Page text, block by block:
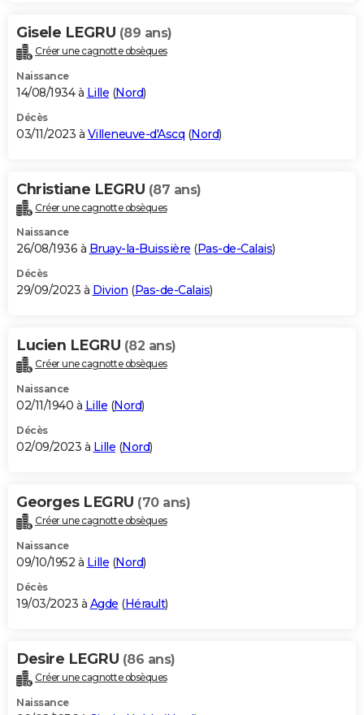
Gisele LEGRU (89 ans)
Créer une cagnotte obsèques
Naissance
14/08/1934 à Lille (Nord)
Décès
03/11/2023 à Villeneuve-d'Ascq (Nord)
Christiane LEGRU (87 ans)
Créer une cagnotte obsèques
Naissance
26/08/1936 à Bruay-la-Buissière (Pas-de-Calais)
Décès
29/09/2023 à Divion (Pas-de-Calais)
Lucien LEGRU (82 ans)
Créer une cagnotte obsèques
Naissance
02/11/1940 à Lille (Nord)
Décès
02/09/2023 à Lille (Nord)
Georges LEGRU (70 ans)
Créer une cagnotte obsèques
Naissance
09/10/1952 à Lille (Nord)
Décès
19/03/2023 à Agde (Hérault)
Desire LEGRU (86 ans)
Créer une cagnotte obsèques
Naissance